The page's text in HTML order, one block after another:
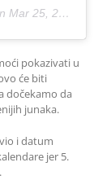
Mar 25, 2019 at 5:40am PDT
pokazivati u
će biti
dočekamo da
junaka.
i datum
jer 5.